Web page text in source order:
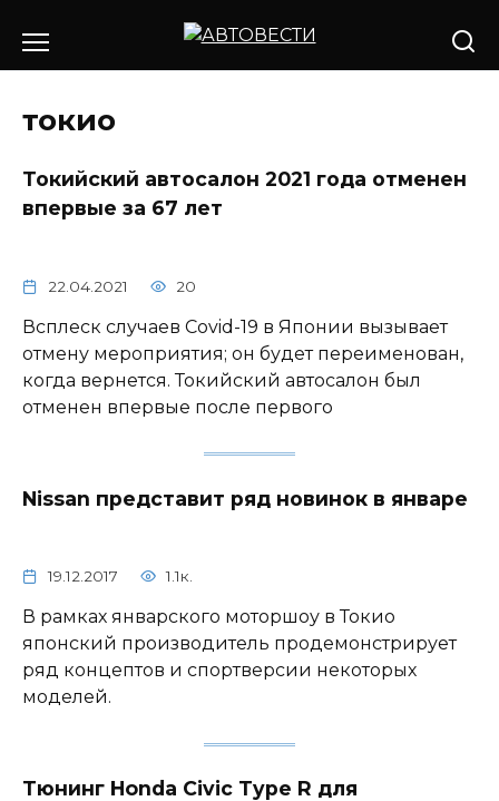
содержанию
токио
Токийский автосалон 2021 года отменен
впервые за 67 лет
22.04.2021 20
Всплеск случаев Covid-19 в Японии вызывает
отмену мероприятия; он будет переименован,
когда вернется. Токийский автосалон был
отменен впервые после первого
Nissan представит ряд новинок в январе
19.12.2017 1.1к.
В рамках январского моторшоу в Токио
японский производитель продемонстрирует
ряд концептов и спортверсии некоторых
моделей.
Тюнинг Honda Civic Type R для